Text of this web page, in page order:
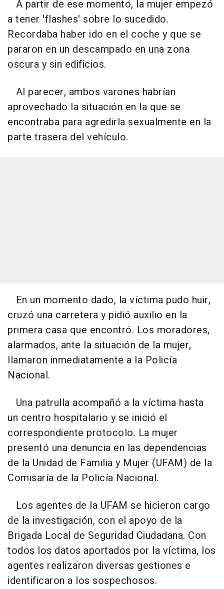
A partir de ese momento, la mujer empezó
a tener 'flashes' sobre lo sucedido.
Recordaba haber ido en el coche y que se
pararon en un descampado en una zona
oscura y sin edificios.
Al parecer, ambos varones habrían
aprovechado la situación en la que se
encontraba para agredirla sexualmente en la
parte trasera del vehículo.
En un momento dado, la víctima pudo huir,
cruzó una carretera y pidió auxilio en la
primera casa que encontró. Los moradores,
alarmados, ante la situación de la mujer,
llamaron inmediatamente a la Policía
Nacional.
Una patrulla acompañó a la víctima hasta
un centro hospitalario y se inició el
correspondiente protocolo. La mujer
presentó una denuncia en las dependencias
de la Unidad de Familia y Mujer (UFAM) de la
Comisaría de la Policía Nacional.
Los agentes de la UFAM se hicieron cargo
de la investigación, con el apoyo de la
Brigada Local de Seguridad Ciudadana. Con
todos los datos aportados por la víctima, los
agentes realizaron diversas gestiones e
identificaron a los sospechosos.